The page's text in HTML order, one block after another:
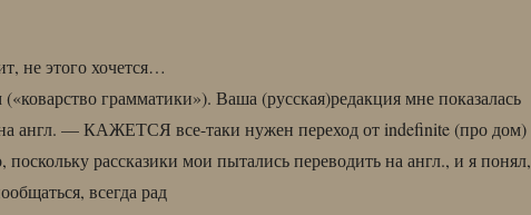
не этого хочется…
грамматики»). Ваша (русская)редакция мне показалась
на англ. — КАЖЕТСЯ все-таки нужен переход от indefinite (про дом)
рассказики мои пытались переводить на англ., и я понял,
всегда рад